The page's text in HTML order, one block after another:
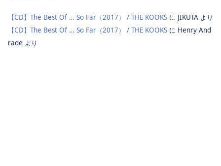
【CD】The Best Of … So Far（2017） / THE KOOKS に JIKUTA より
【CD】The Best Of … So Far（2017） / THE KOOKS に Henry And
rade より